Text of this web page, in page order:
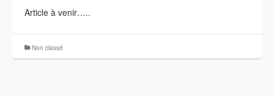
Article à venir…..
Non classé